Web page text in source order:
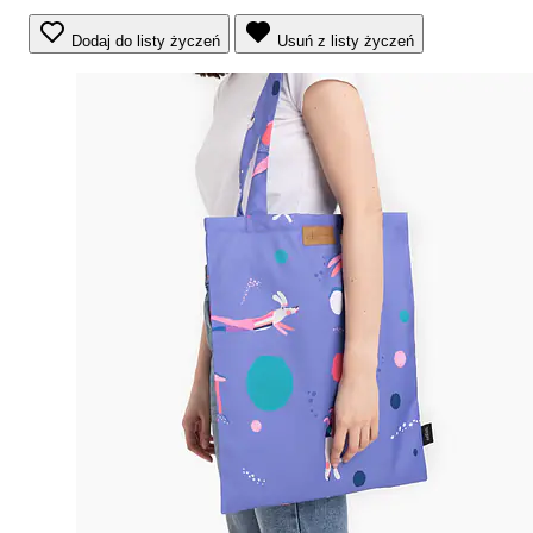
Dodaj do listy życzeń Usuń z listy życzeń